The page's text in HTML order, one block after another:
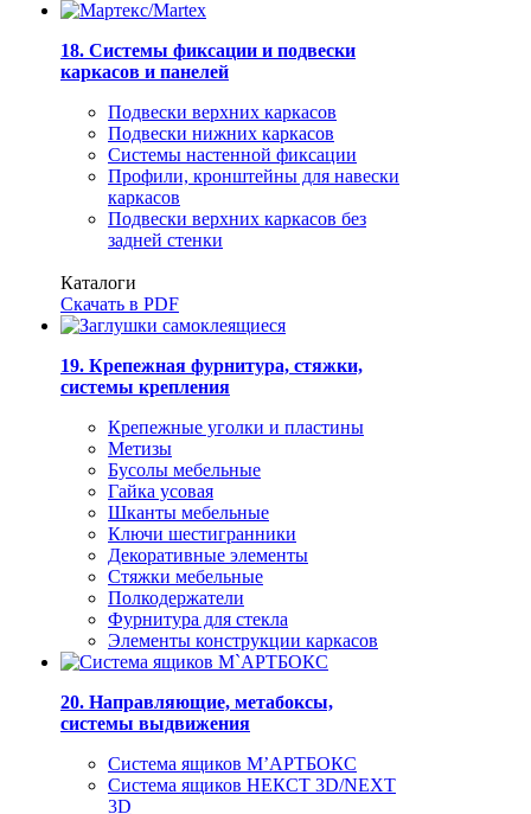
18. Системы фиксации и подвески
каркасов и панелей
Подвески верхних каркасов
Подвески нижних каркасов
Системы настенной фиксации
Профили, кронштейны для навески
каркасов
Подвески верхних каркасов без
задней стенки
Каталоги
Скачать в PDF
19. Крепежная фурнитура, стяжки,
системы крепления
Крепежные уголки и пластины
Метизы
Бусолы мебельные
Гайка усовая
Шканты мебельные
Ключи шестигранники
Декоративные элементы
Стяжки мебельные
Полкодержатели
Фурнитура для стекла
Элементы конструкции каркасов
20. Направляющие, метабоксы,
системы выдвижения
Система ящиков М’АРТБОКС
Система ящиков НЕКСТ 3D/NEXT
3D